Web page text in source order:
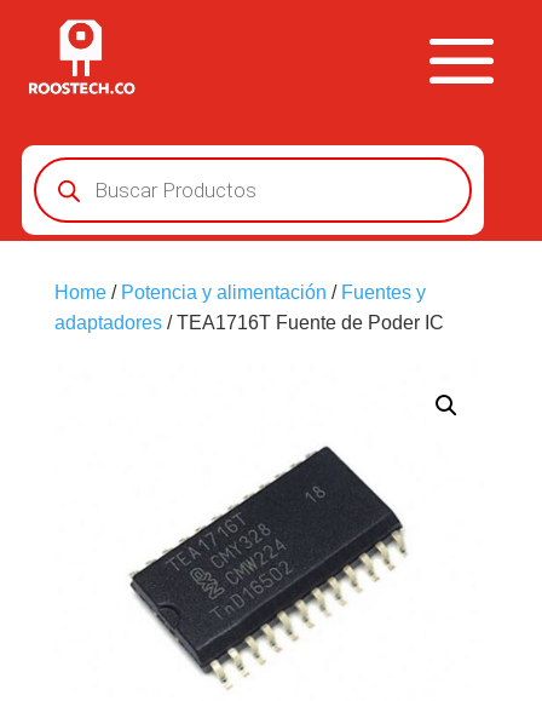
Búsqueda
de
productos
Home/ Potencia y alimentación / Fuentes y
adaptadores/ TEA1716T Fuente de Poder IC